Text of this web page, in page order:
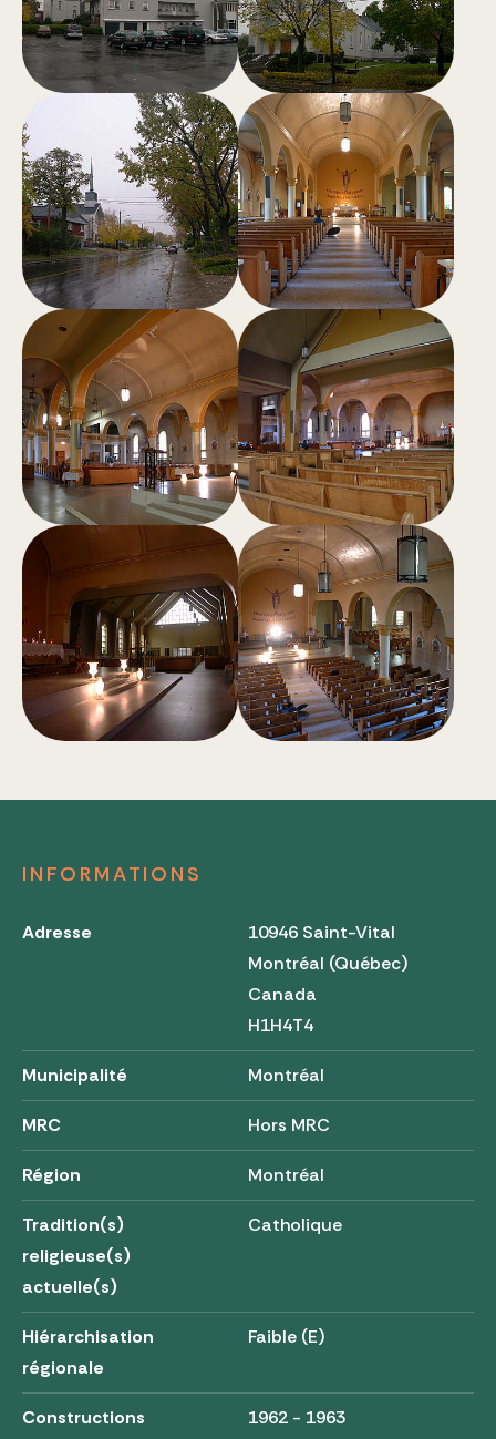
INFORMATIONS
Adresse
10946 Saint-Vital
Montréal (Québec)
Canada
H1H4T4
Municipalité Montréal
MRC Hors MRC
Région Montréal
Tradition(s)
religieuse(s)
actuelle(s)
Catholique
Hiérarchisation
régionale
Faible (E)
Constructions 1962 - 1963